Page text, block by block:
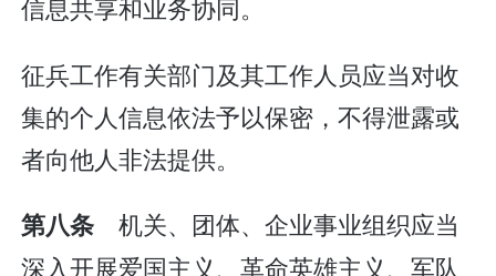
信息共享和业务协同。
征兵工作有关部门及其工作人员应当对收
集的个人信息依法予以保密，不得泄露或
者向他人非法提供。
第八条 机关、团体、企业事业组织应当
深入开展爱国主义、革命英雄主义、军队